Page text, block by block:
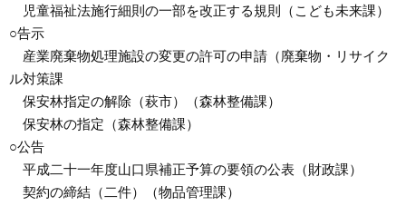
児童福祉法施行細則の一部を改正する規則（こども未来課）
○告示
産業廃棄物処理施設の変更の許可の申請（廃棄物・リサイク
ル対策課
保安林指定の解除（萩市）（森林整備課）
保安林の指定（森林整備課）
○公告
平成二十一年度山口県補正予算の要領の公表（財政課）
契約の締結（二件）（物品管理課）